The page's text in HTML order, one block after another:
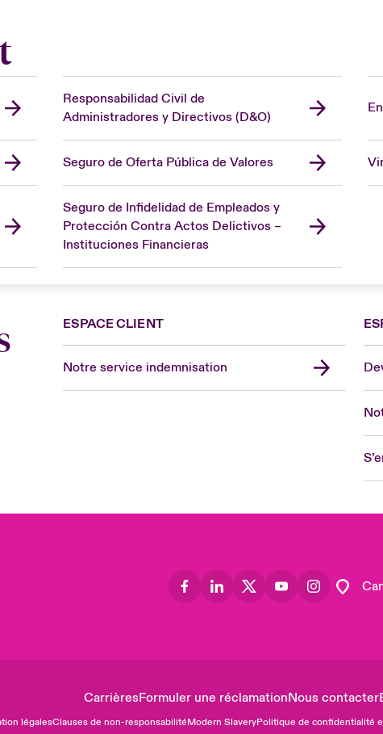
Responsabilidad Civil de
Administradores y Directivos (D&O)
Seguro de Oferta Pública de Valores
Seguro de Infidelidad de Empleados y
Protección Contra Actos Delictivos –
Instituciones Financieras
ESPACE CLIENT
Notre service indemnisation
CarrièresFormuler une réclamationNous contacter
légalesClauses de non-responsabilitéModern SlaveryPolitique de confidentialité